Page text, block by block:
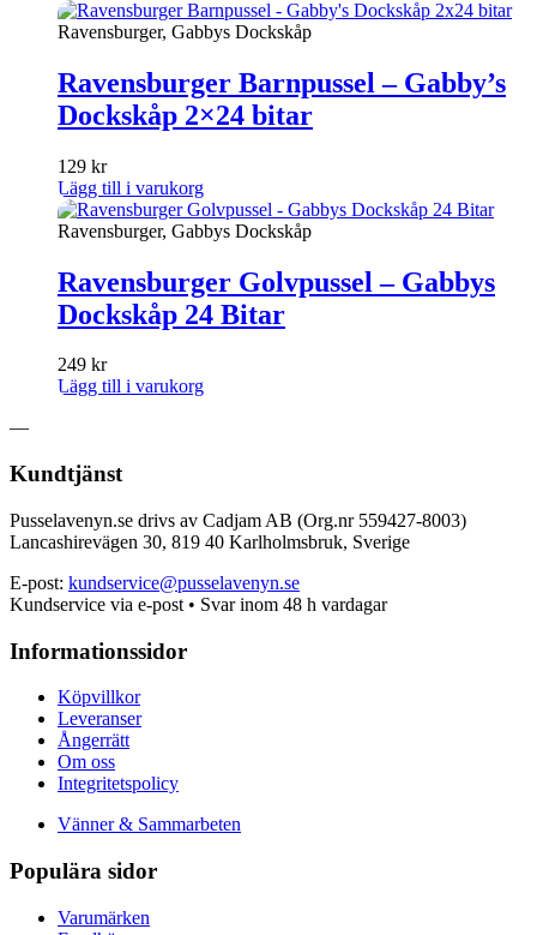
Ravensburger, Gabbys Dockskåp
Ravensburger Barnpussel – Gabby’s
Dockskåp 2×24 bitar
129 kr
Lägg till i varukorg
Ravensburger, Gabbys Dockskåp
Ravensburger Golvpussel – Gabbys
Dockskåp 24 Bitar
249 kr
Lägg till i varukorg
—
Kundtjänst
Pusselavenyn.se drivs av Cadjam AB (Org.nr 559427-8003)
Lancashirevägen 30, 819 40 Karlholmsbruk, Sverige
E-post: kundservice@pusselavenyn.se
Kundservice via e-post • Svar inom 48 h vardagar
Informationssidor
Köpvillkor
Leveranser
Ångerrätt
Om oss
Integritetspolicy
Vänner & Sammarbeten
Populära sidor
Varumärken